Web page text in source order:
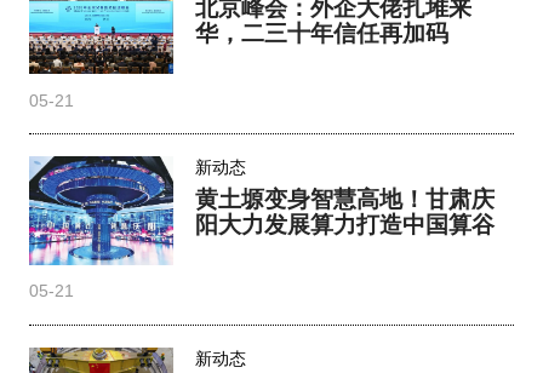
北京峰会：外企大佬扎堆来
华，二三十年信任再加码
05-21
新动态
黄土塬变身智慧高地！甘肃庆
阳大力发展算力打造中国算谷
05-21
新动态